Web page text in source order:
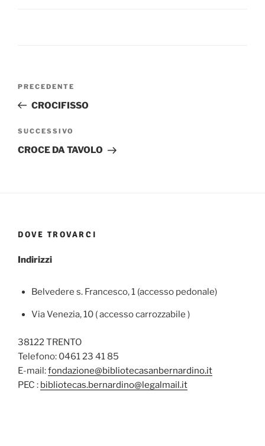
Articolo
precedente:
PRECEDENTE
CROCIFISSO
Articolo
successivo
SUCCESSIVO
CROCE DA TAVOLO
DOVE TROVARCI
Indirizzi
Belvedere s. Francesco, 1 (accesso pedonale)
Via Venezia, 10 ( accesso carrozzabile )
38122 TRENTO
Telefono: 0461 23 41 85
E-mail:fondazione@bibliotecasanbernardino.it
PEC : bibliotecas.bernardino@legalmail.it